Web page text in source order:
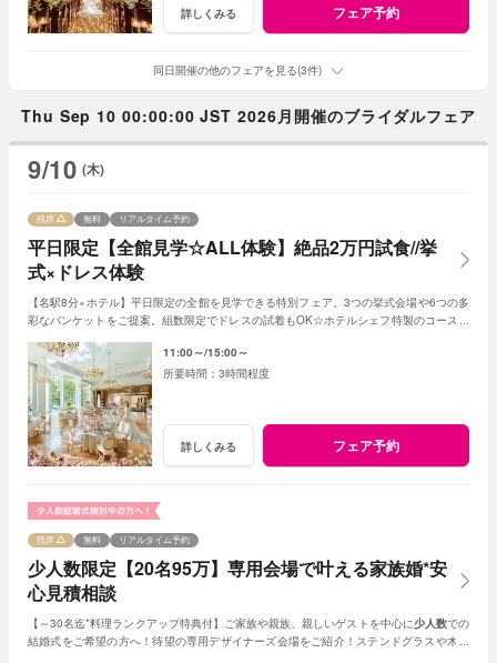
詳しくみる フェア予約
同日開催の他のフェアを見る(3件)
Thu Sep 10 00:00:00 JST 2026月開催のブライダルフェア
9/10 (木)
平日限定【全館見学☆ALL体験】絶品2万円試食//挙
式×ドレス体験
残席 無料 リアルタイム予約
【名駅8分×ホテル】平日限定の全館を見学できる特別フェア。3つの挙式会場や6つの多
彩なバンケットをご提案。組数限定でドレスの試着もOK☆ホテルシェフ特製のコース試
11:00～ 15:00～
3時間程度
詳しくみる フェア予約
少人数限定【20名95万】専用会場で叶える家族婚*安
心見積相談
残席 無料 リアルタイム予約
【～30名迄*料理ランクアップ特典付】ご家族や親族、親しいゲストを中心に少人数での
結婚式をご希望の方へ！待望の専用デザイナーズ会場をご紹介！ステンドグラスや木目